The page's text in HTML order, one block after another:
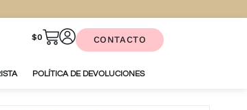
$0 CONTACTO
POLÍTICA DE DEVOLUCIONES